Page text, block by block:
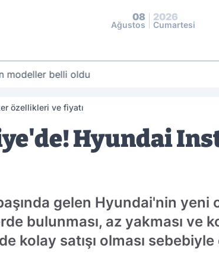
08
Ağustos
2026
Cumartesi
modeller belli oldu
özellikleri ve fiyatı
Hyundai
gelen Hyundai'nin yeni
bulunması, az yakması
kolay satışı olması